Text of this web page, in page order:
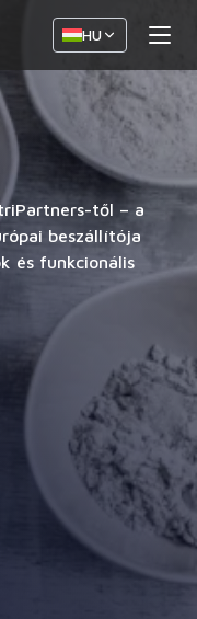
HU
től – a
beszállítója
és funkcionális